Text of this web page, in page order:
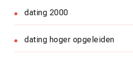
dating 2000
dating hoger opgeleiden